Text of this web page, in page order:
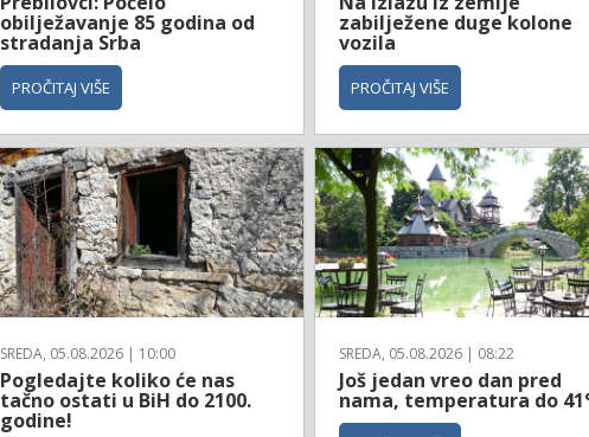
obilježavanje 85 godina od
stradanja Srba
PROČITAJ VIŠE
zabilježene duge kolone
vozila
PROČITAJ VIŠE
SREDA, 05.08.2026 | 10:00
Pogledajte koliko će nas
tačno ostati u BiH do 2100.
godine!
SREDA, 05.08.2026 | 08:22
Još jedan vreo dan pred
nama, temperatura do